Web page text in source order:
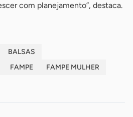
com planejamento”, destaca.
BALSAS
FAMPE
FAMPE MULHER